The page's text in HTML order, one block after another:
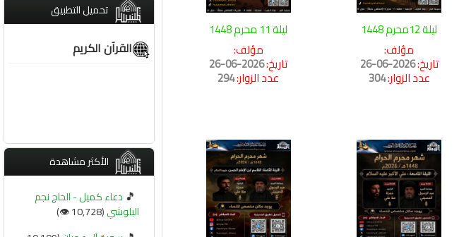
ليلة 12محرم 1448
مؤلف:
تاريخ:2026-06-26
عدد الزوار:304
ليلة 11 محرم 1448
مؤلف:
تاريخ:2026-06-26
عدد الزوار:294
تحميل التطبيق
القرآن الكريم
الأكثر مشاهدة
🎵 دعاء كميل - الحاج نجم
البلوشي(10,728 👁️)